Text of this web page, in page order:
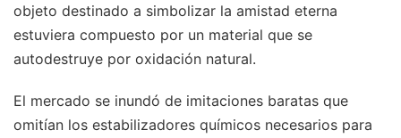
objeto destinado a simbolizar la amistad eterna
estuviera compuesto por un material que se
autodestruye por oxidación natural.
El mercado se inundó de imitaciones baratas que
omitían los estabilizadores químicos necesarios para